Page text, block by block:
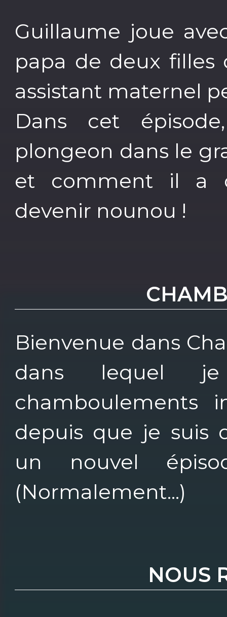
Guillaume joue
papa de deux filles
assistant maternel
Dans cet
plongeon dans le
et comment il a
devenir nounou !
Bienvenue dans
dans lequel
chamboulements
depuis que je suis
un nouvel
(Normalement...)
NOUS